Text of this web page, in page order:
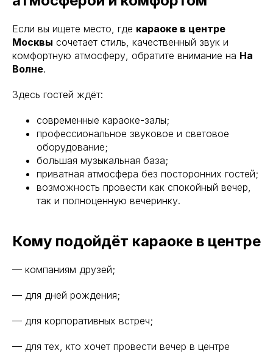
Если вы ищете место, где караоке в центре
Москвы сочетает стиль, качественный звук и
комфортную атмосферу, обратите внимание на На
Волне.
Здесь гостей ждёт:
современные караоке-залы;
профессиональное звуковое и световое
оборудование;
большая музыкальная база;
приватная атмосфера без посторонних гостей;
возможность провести как спокойный вечер,
так и полноценную вечеринку.
Кому подойдёт караоке в центре
— компаниям друзей;
— для дней рождения;
— для корпоративных встреч;
— для тех, кто хочет провести вечер в центре